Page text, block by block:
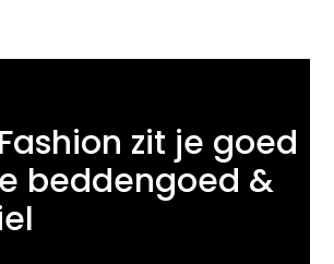
zit je goed
beddengoed &